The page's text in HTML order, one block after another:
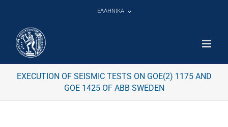
ΕΛΛΗΝΙΚΑ
EXECUTION OF SEISMIC TESTS ON GOE(2) 1175 AND
GOE 1425 OF ABB SWEDEN